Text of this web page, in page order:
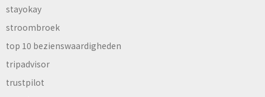
stayokay
stroombroek
top 10 bezienswaardigheden
tripadvisor
trustpilot